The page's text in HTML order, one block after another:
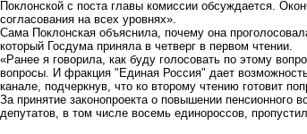
Поклонской с поста главы комиссии обсуждается.
согласования на всех уровнях».
Сама Поклонская объяснила, почему она
который Госдума приняла в четверг в первом чтении.
«Ранее я говорила, как буду голосовать по этому
вопросы. И фракция "Единая Россия" дает
канале, подчеркнув, что ко второму чтению готовит
За принятие законопроекта о повышении пенсионного
депутатов, в том числе восемь единороссов,